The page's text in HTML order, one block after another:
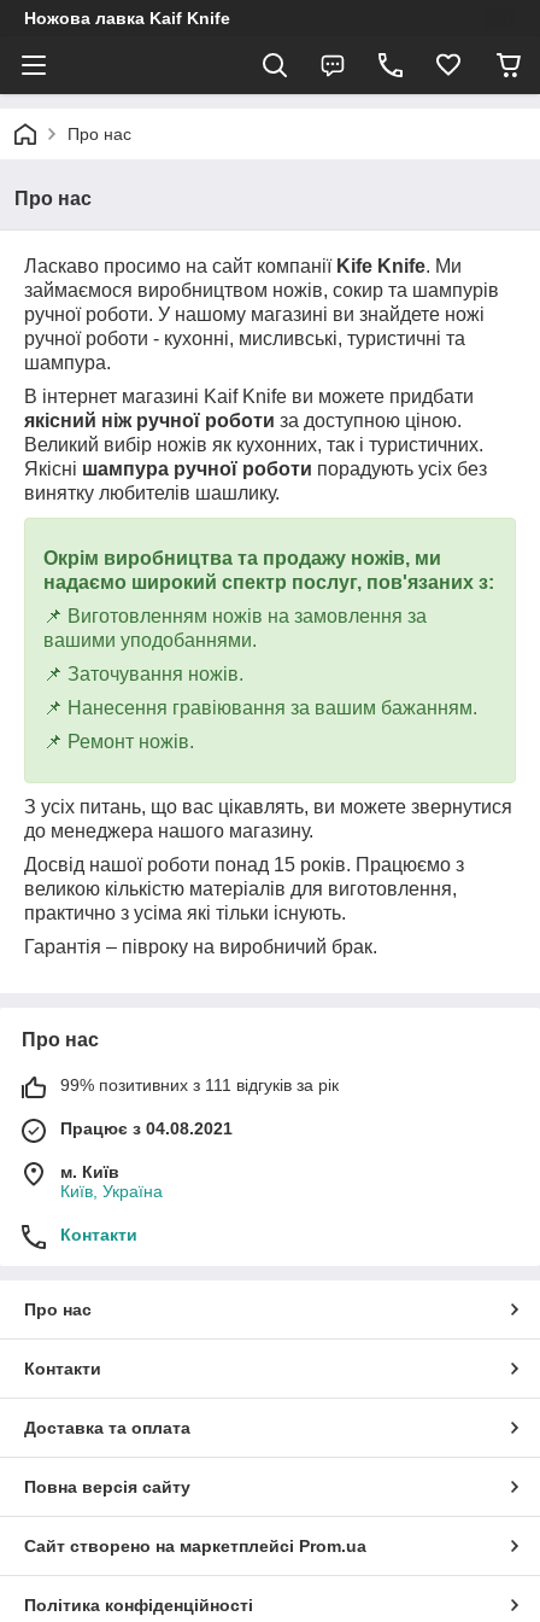
Ножова лавка Kaif Knife
Про нас
Про нас
Ласкаво просимо на сайт компанії Kife Knife. Ми
займаємося виробництвом ножів, сокир та шампурів
ручної роботи. У нашому магазині ви знайдете ножі
ручної роботи - кухонні, мисливські, туристичні та
шампура.
В інтернет магазині Kaif Knife ви можете придбати
якісний ніж ручної роботи за доступною ціною.
Великий вибір ножів як кухонних, так і туристичних.
Якісні шампура ручної роботи порадують усіх без
винятку любителів шашлику.
Окрім виробництва та продажу ножів, ми
надаємо широкий спектр послуг, пов'язаних з:
📌 Виготовленням ножів на замовлення за
вашими уподобаннями.
📌 Заточування ножів.
📌 Нанесення гравіювання за вашим бажанням.
📌 Ремонт ножів.
З усіх питань, що вас цікавлять, ви можете звернутися
до менеджера нашого магазину.
Досвід нашої роботи понад 15 років. Працюємо з
великою кількістю матеріалів для виготовлення,
практично з усіма які тільки існують.
Гарантія – півроку на виробничий брак.
Про нас
99% позитивних з 111 відгуків за рік
Працює з 04.08.2021
м. Київ
Київ, Україна
Контакти
Про нас
Контакти
Доставка та оплата
Повна версія сайту
Сайт створено на маркетплейсі Prom.ua
Політика конфіденційності